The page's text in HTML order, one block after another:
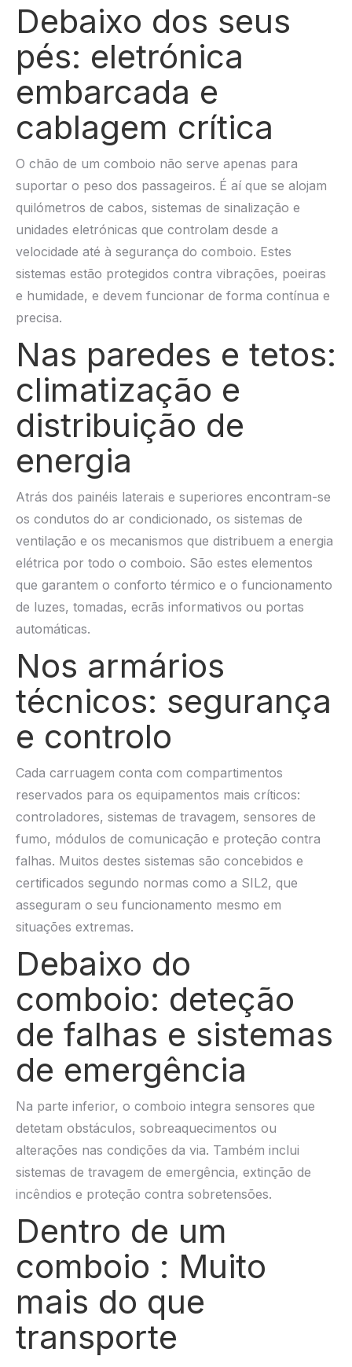
Debaixo dos seus
pés: eletrónica
embarcada e
cablagem crítica
O chão de um comboio não serve apenas para
suportar o peso dos passageiros. É aí que se alojam
quilómetros de cabos, sistemas de sinalização e
unidades eletrónicas que controlam desde a
velocidade até à segurança do comboio. Estes
sistemas estão protegidos contra vibrações, poeiras
e humidade, e devem funcionar de forma contínua e
precisa.
Nas paredes e tetos:
climatização e
distribuição de
energia
Atrás dos painéis laterais e superiores encontram-se
os condutos do ar condicionado, os sistemas de
ventilação e os mecanismos que distribuem a energia
elétrica por todo o comboio. São estes elementos
que garantem o conforto térmico e o funcionamento
de luzes, tomadas, ecrãs informativos ou portas
automáticas.
Nos armários
técnicos: segurança
e controlo
Cada carruagem conta com compartimentos
reservados para os equipamentos mais críticos:
controladores, sistemas de travagem, sensores de
fumo, módulos de comunicação e proteção contra
falhas. Muitos destes sistemas são concebidos e
certificados segundo normas como a SIL2, que
asseguram o seu funcionamento mesmo em
situações extremas.
Debaixo do
comboio: deteção
de falhas e sistemas
de emergência
Na parte inferior, o comboio integra sensores que
detetam obstáculos, sobreaquecimentos ou
alterações nas condições da via. Também inclui
sistemas de travagem de emergência, extinção de
incêndios e proteção contra sobretensões.
Dentro de um
comboio : Muito
mais do que
transporte